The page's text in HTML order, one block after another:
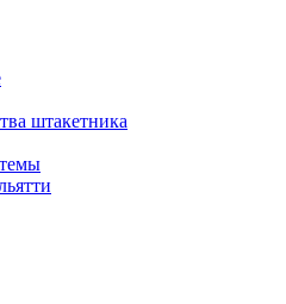
штакетника